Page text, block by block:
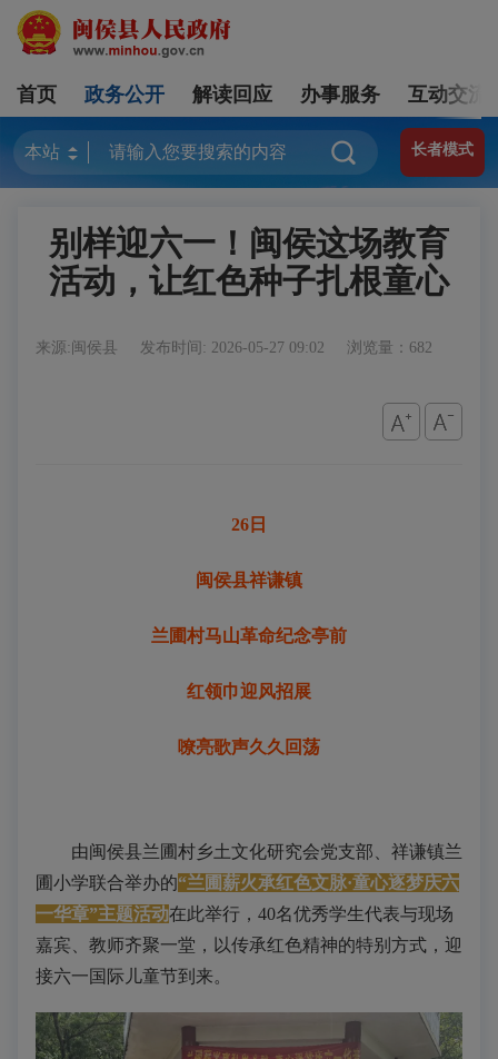
首页 政务公开 解读回应 办事服务 互动交流
长者模式
别样迎六一！闽侯这场教育
活动，让红色种子扎根童心
来源:闽侯县 发布时间: 2026-05-27 09:02 浏览量：682
26日
闽侯县祥谦镇
兰圃村马山革命纪念亭前
红领巾迎风招展
嘹亮歌声久久回荡
由闽侯县兰圃村乡土文化研究会党支部、祥谦镇兰
圃小学联合举办的“兰圃薪火承红色文脉·童心逐梦庆六
一华章”主题活动在此举行，40名优秀学生代表与现场
嘉宾、教师齐聚一堂，以传承红色精神的特别方式，迎
接六一国际儿童节到来。